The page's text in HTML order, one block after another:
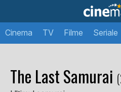
Cinema TV Filme Seriale
The Last Samurai